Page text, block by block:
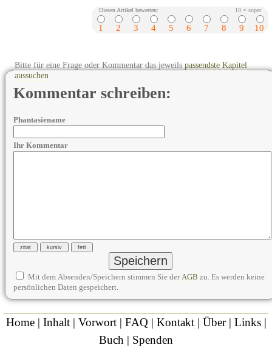
Diesen Artikel bewerten: 10 = super
1 2 3 4 5 6 7 8 9 10
Bitte für eine Frage oder Kommentar das jeweilspassendste Kapitel
aussuchen
Kommentar schreiben:
Phantasiename
Ihr Kommentar
Mit dem Absenden/Speichern stimmen Sie derAGB zu. Es werden keine
persönlichen Daten gespeichert.
Home| Inhalt| Vorwort| FAQ | Kontakt| Über| Links|
Buch | Spenden